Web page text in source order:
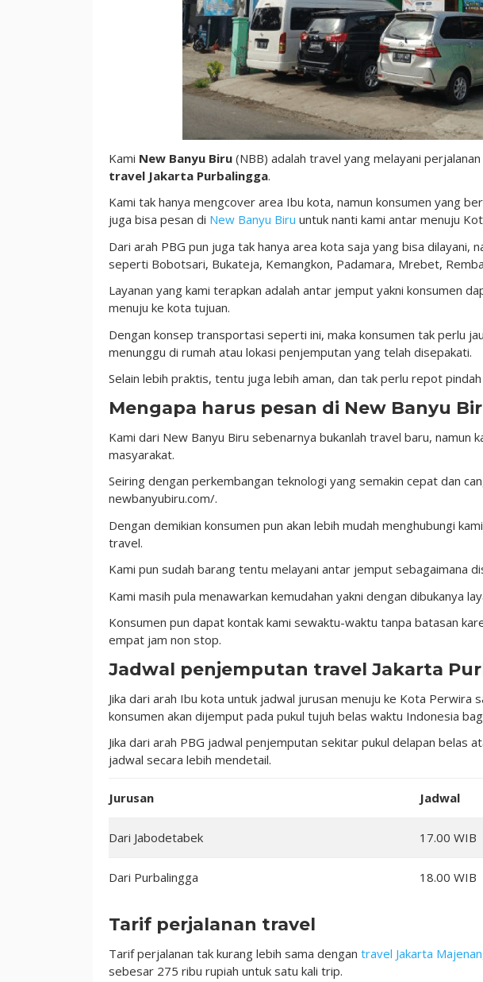
Kami New Banyu Biru (NBB) adalah travel yang melayani
travel Jakarta Purbalingga.
Kami tak hanya mengcover area Ibu kota, namun konsumen yang
juga bisa pesan di New Banyu Biru untuk nanti kami antar menuju
Dari arah PBG pun juga tak hanya area kota saja yang bisa dilayani,
seperti Bobotsari, Bukateja, Kemangkon, Padamara, Mrebet,
Layanan yang kami terapkan adalah antar jemput yakni konsumen
menuju ke kota tujuan.
Dengan konsep transportasi seperti ini, maka konsumen tak perlu
menunggu di rumah atau lokasi penjemputan yang telah disepakati.
Selain lebih praktis, tentu juga lebih aman, dan tak perlu repot
Mengapa harus pesan di New Banyu
Kami dari New Banyu Biru sebenarnya bukanlah travel baru, namun
masyarakat.
Seiring dengan perkembangan teknologi yang semakin cepat dan
newbanyubiru.com/.
Dengan demikian konsumen pun akan lebih mudah menghubungi
travel.
Kami pun sudah barang tentu melayani antar jemput sebagaimana
Kami masih pula menawarkan kemudahan yakni dengan dibukanya
Konsumen pun dapat kontak kami sewaktu-waktu tanpa batasan
empat jam non stop.
Jadwal penjemputan travel Jakarta
Jika dari arah Ibu kota untuk jadwal jurusan menuju ke Kota Perwira
konsumen akan dijemput pada pukul tujuh belas waktu Indonesia
Jika dari arah PBG jadwal penjemputan sekitar pukul delapan belas
jadwal secara lebih mendetail.
Jurusan Jadwal
Dari Jabodetabek 17.00 WIB
Dari Purbalingga 18.00 WIB
Tarif perjalanan travel
Tarif perjalanan tak kurang lebih sama dengan travel Jakarta
sebesar 275 ribu rupiah untuk satu kali trip.